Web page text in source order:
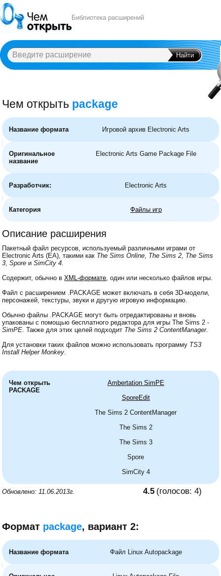
Библиотека расширений
A B C E G H I J K L X
Чем открыть package
Название формата Игровой архив Electronic Arts
Оригинальное
название
Electronic Arts Game Package File
Разработчик: Electronic Arts
Категория Файлы игр
Описание расширения
Пакетный файл ресурсов, используемый различными играми от
Electronic Arts (EA), такими как The Sims Online, The Sims 2, The Sims
3,Spore иSimCity 4.
Содержит, обычно вXML-формате, один или несколько файлов игры.
Файл с расширением .PACKAGE может включать в себя 3D-модели,
персонажей, текстуры, звуки и другую игровую информацию.
Обычно файлы .PACKAGE могут быть отредактированы и вновь
упакованы с помощью бесплатного редактора для игры The Sims 2 -
SimPE. Также для этих целей подходит The Sims 2 ContentManager.
Для установки таких файлов можно использовать программу TS3
Install Helper Monkey.
Чем открыть
PACKAGE
Ambertation SimPE
SporeEdit
The Sims 2 ContentManager
The Sims 2
The Sims 3
Spore
SimCity 4
Обновлено: 11.06.2013г. 4.5 (голосов:4)
Формат package, вариант 2:
Название формата Файл Linux Autopackage